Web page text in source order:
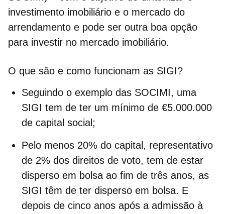
investimento imobiliário e o mercado do
arrendamento e pode ser outra boa opção
para investir no mercado imobiliário.
O que são e como funcionam as SIGI?
Seguindo o exemplo das SOCIMI, uma
SIGI tem de ter um mínimo de €5.000.000
de capital social;
Pelo menos 20% do capital, representativo
de 2% dos direitos de voto, tem de estar
disperso em bolsa ao fim de três anos, as
SIGI têm de ter disperso em bolsa. E
depois de cinco anos após a admissão à